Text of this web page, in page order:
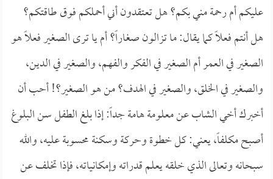
عليكم أم رحمة مني بكم؟ هل تعتقدون أني أحملكم فوق طاقتكم؟
هل أنتم فعلاً كما يقال: ما تزالون صغاراً؟ أم يا ترى الصغير فعلاً هو
الصغير في العمر أم الصغير في الفكر والفهم، والصغير في الدين،
والصغير في الخلق، والصغير في الهدف؟ من هو الصغير؟! أحب أن
أخبرك أخي الشاب عن معلومة هامة جداً: إذا بلغ الطفل سن البلوغ
أصبح مكلفاً، يعني: كل خطوة وحركة وسكنة محسوبة عليه، والله
سبحانه وتعالى الذي خلقه يعلم قدراته وإمكانياته، فإذا تخلف عن